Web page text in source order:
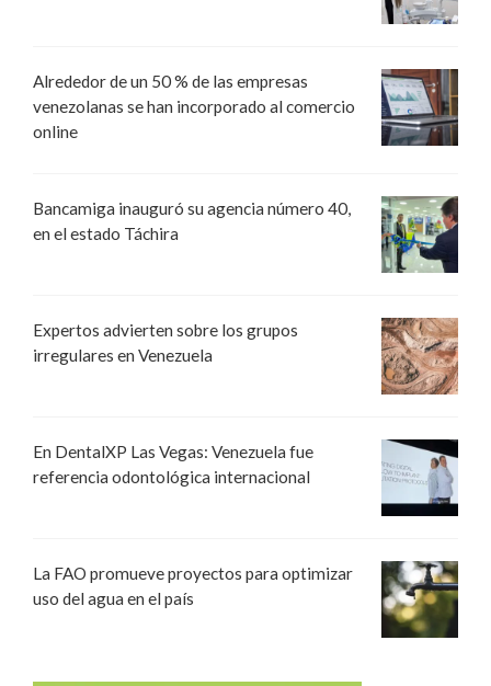
Alrededor de un 50 % de las empresas
venezolanas se han incorporado al comercio
online
Bancamiga inauguró su agencia número 40,
en el estado Táchira
Expertos advierten sobre los grupos
irregulares en Venezuela
En DentalXP Las Vegas: Venezuela fue
referencia odontológica internacional
La FAO promueve proyectos para optimizar
uso del agua en el país